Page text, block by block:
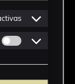
Permitir cookies